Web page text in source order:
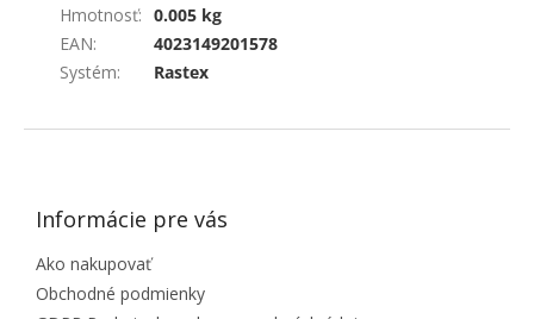
Hmotnosť: 0.005 kg
EAN:
4023149201578
Systém: Rastex
ZÁPÄTIE
Informácie pre vás
Ako nakupovať
Obchodné podmienky